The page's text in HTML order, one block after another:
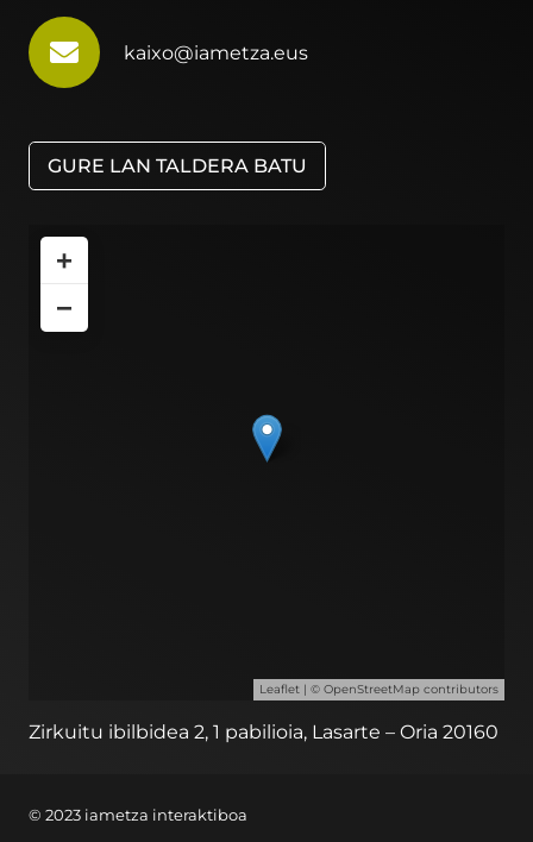
kaixo@iametza.eus
GURE LAN TALDERA BATU
+
−
Leaflet | © OpenStreetMap contributors
Zirkuitu ibilbidea 2, 1 pabilioia, Lasarte – Oria 20160
© 2023 iametza interaktiboa